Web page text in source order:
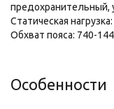
предохранительный,
Статическая
Обхват пояса: 740-
Особенности